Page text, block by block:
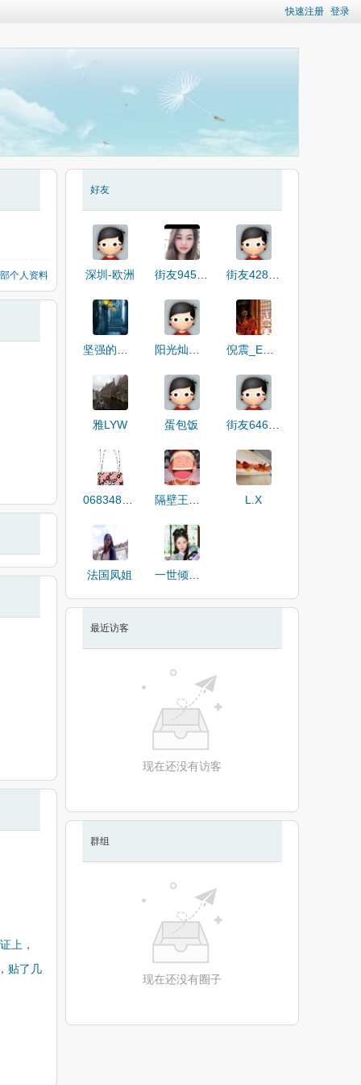
快速注册 登录
个人资料
上，
贴了几
好友
深圳-欧洲 街友94521224 街友42804465
倪震_EYJKI
雅LYW 蛋包饭 街友64664088
0683487357 L.X
法国凤姐 一世倾城泪
最近访客
现在还没有访客
群组
现在还没有圈子